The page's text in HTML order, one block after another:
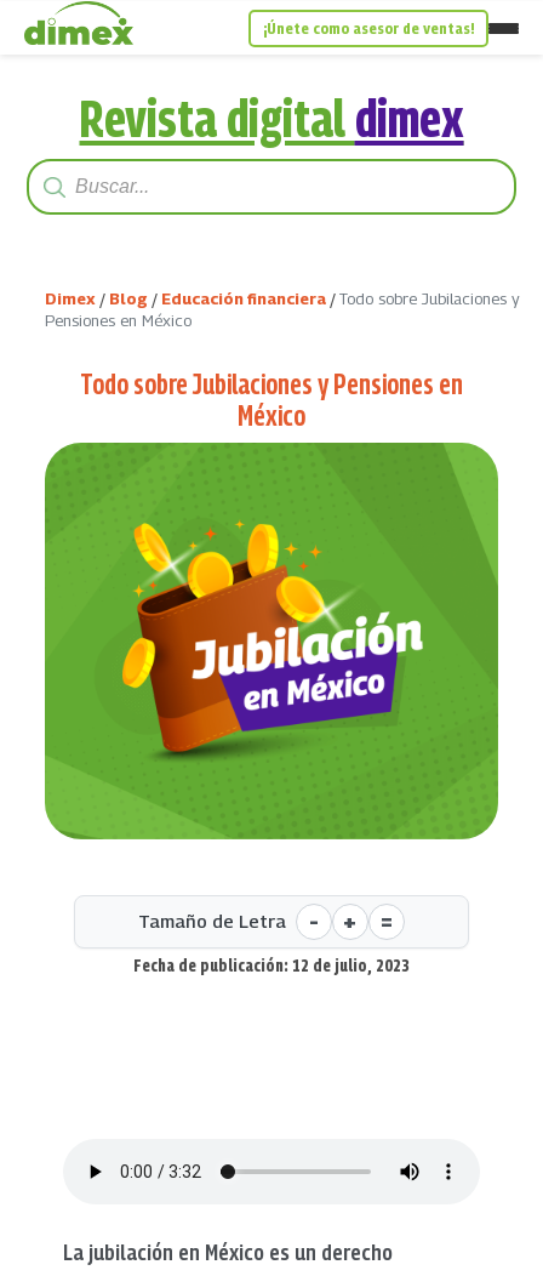
¡Únete como asesor de ventas!
Revista digitaldimex
Dimex / Blog / Educación financiera /Todo sobre Jubilaciones y
Pensiones en México
Todo sobre Jubilaciones y Pensiones en
México
Tamaño de Letra - + =
Fecha de publicación: 12 de julio, 2023
La jubilación en México es un derecho